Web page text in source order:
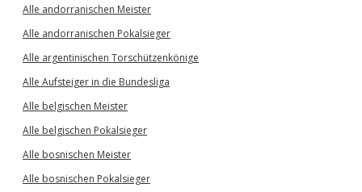
Alle andorranischen Meister
Alle andorranischen Pokalsieger
Alle argentinischen Torschützenkönige
Alle Aufsteiger in die Bundesliga
Alle belgischen Meister
Alle belgischen Pokalsieger
Alle bosnischen Meister
Alle bosnischen Pokalsieger